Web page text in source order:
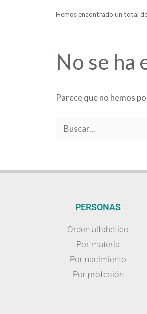
Hemos encontrado un total
No se ha
Parece que no hemos
PERSONAS
Orden alfabético
Por materia
Por nacimiento
Por profesión